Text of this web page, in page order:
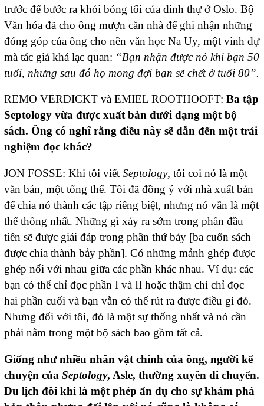
trước để bước ra khỏi bóng tối của dinh thự ở Oslo. Bộ
Văn hóa đã cho ông mượn căn nhà để ghi nhận những
đóng góp của ông cho nền văn học Na Uy, một vinh dự
mà tác giả khá lạc quan: “Bạn nhận được nó khi bạn 50
tuổi, nhưng sau đó họ mong đợi bạn sẽ chết ở tuổi 80”.
REMO VERDICKT và EMIEL ROOTHOOFT: Ba tập
Septology vừa được xuất bản dưới dạng một bộ
sách. Ông có nghĩ rằng điều này sẽ dẫn đến một trải
nghiệm đọc khác?
JON FOSSE: Khi tôi viết Septology, tôi coi nó là một
văn bản, một tổng thể. Tôi đã đồng ý với nhà xuất bản
để chia nó thành các tập riêng biệt, nhưng nó vẫn là một
thể thống nhất. Những gì xảy ra sớm trong phần đầu
tiên sẽ được giải đáp trong phần thứ bảy [ba cuốn sách
được chia thành bảy phần]. Có những mảnh ghép được
ghép nối với nhau giữa các phần khác nhau. Ví dụ: các
bạn có thể chỉ đọc phần I và II hoặc thậm chí chỉ đọc
hai phần cuối và bạn vẫn có thể rút ra được điều gì đó.
Nhưng đối với tôi, đó là một sự thống nhất và nó cần
phải nằm trong một bộ sách bao gồm tất cả.
Giống như nhiều nhân vật chính của ông, người kể
chuyện của Septology, Asle, thường xuyên di chuyển.
Du lịch đôi khi là một phép ẩn dụ cho sự khám phá